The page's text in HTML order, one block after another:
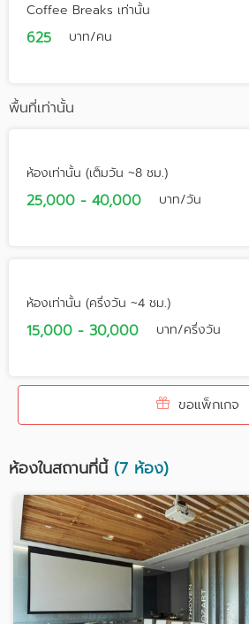
Coffee Breaks เท่านั้น
625 บาท/คน
พื้นที่เท่านั้น
ห้องเท่านั้น (เต็มวัน ~8 ชม.)
25,000 - 40,000 บาท/วัน
ห้องเท่านั้น (ครึ่งวัน ~4 ชม.)
15,000 - 30,000 บาท/ครึ่งวัน
ขอแพ็กเกจ
ห้องในสถานที่นี้(7 ห้อง)